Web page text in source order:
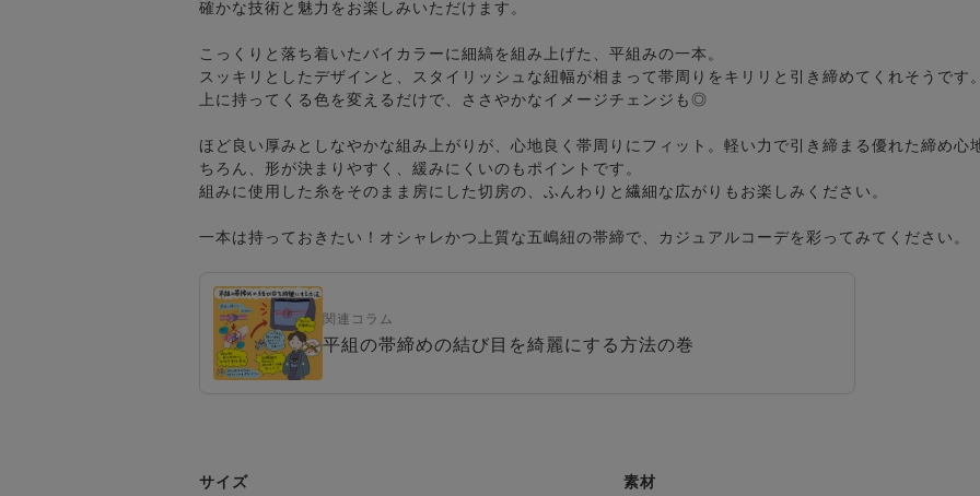
確かな技術と魅力をお楽しみいただけます。
こっくりと落ち着いたバイカラーに細縞を組み上げた、平組みの一本。
スッキリとしたデザインと、スタイリッシュな紐幅が相まって帯周りをキリリと引き締めてくれそうです。
上に持ってくる色を変えるだけで、ささやかなイメージチェンジも◎
ほど良い厚みとしなやかな組み上がりが、心地良く帯周りにフィット。軽い力で引き締まる優れた締め心
ちろん、形が決まりやすく、緩みにくいのもポイントです。
組みに使用した糸をそのまま房にした切房の、ふんわりと繊細な広がりもお楽しみください。
一本は持っておきたい！オシャレかつ上質な五嶋紐の帯締で、カジュアルコーデを彩ってみてください。
関連コラム
平組の帯締めの結び目を綺麗にする方法の巻
サイズ 素材